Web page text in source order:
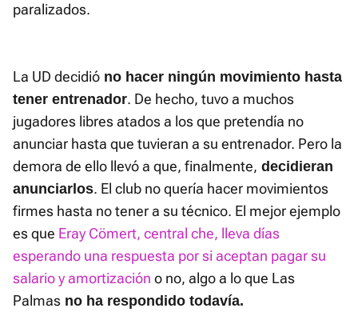
paralizados.
La UD decidió no hacer ningún movimiento hasta
tener entrenador. De hecho, tuvo a muchos
jugadores libres atados a los que pretendía no
anunciar hasta que tuvieran a su entrenador. Pero la
demora de ello llevó a que, finalmente, decidieran
anunciarlos. El club no quería hacer movimientos
firmes hasta no tener a su técnico. El mejor ejemplo
es que Eray Cömert, central che, lleva días
esperando una respuesta por si aceptan pagar su
salario y amortización o no, algo a lo que Las
Palmas no ha respondido todavía.